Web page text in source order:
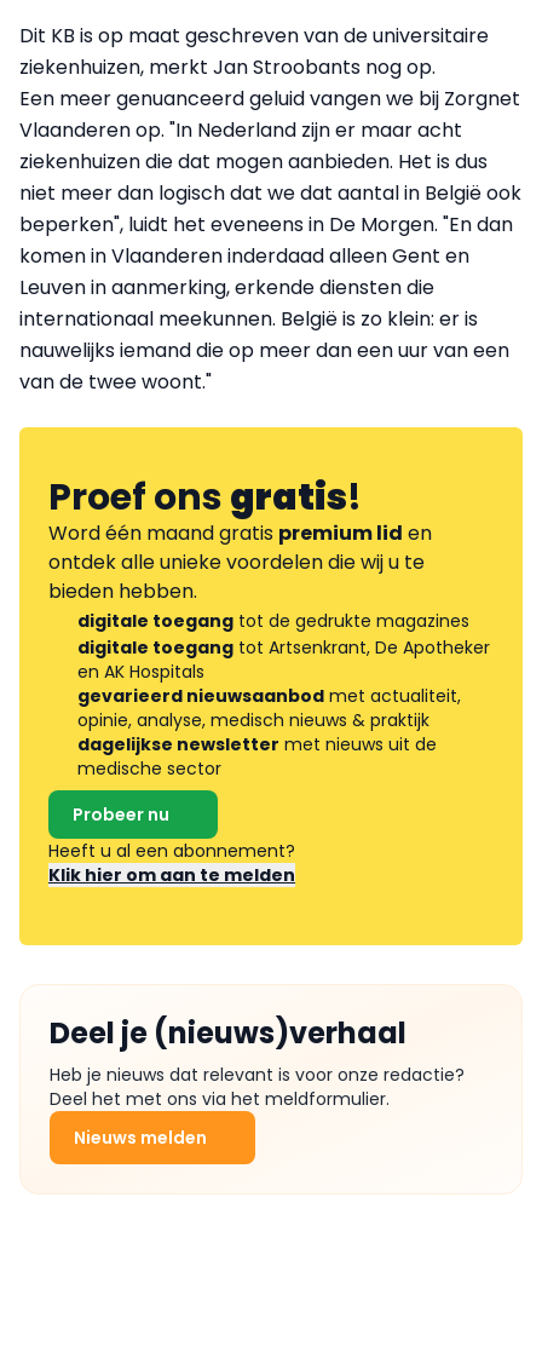
Dit KB is op maat geschreven van de universitaire
ziekenhuizen, merkt Jan Stroobants nog op.
Een meer genuanceerd geluid vangen we bij Zorgnet
Vlaanderen op. "In Nederland zijn er maar acht
ziekenhuizen die dat mogen aanbieden. Het is dus
niet meer dan logisch dat we dat aantal in België ook
beperken", luidt het eveneens in De Morgen. "En dan
komen in Vlaanderen inderdaad alleen Gent en
Leuven in aanmerking, erkende diensten die
internationaal meekunnen. België is zo klein: er is
nauwelijks iemand die op meer dan een uur van een
van de twee woont."
Proef onsgratis!
Word één maand gratis premium lid en
ontdek alle unieke voordelen die wij u te
bieden hebben.
digitale toegang tot de gedrukte magazines
digitale toegang tot Artsenkrant, De Apotheker
en AK Hospitals
gevarieerd nieuwsaanbod met actualiteit,
opinie, analyse, medisch nieuws & praktijk
dagelijkse newsletter met nieuws uit de
medische sector
Probeer nu
Heeft u al een abonnement?
Klik hier om aan te melden
Deel je (nieuws)verhaal
Heb je nieuws dat relevant is voor onze redactie?
Deel het met ons via het meldformulier.
Nieuws melden